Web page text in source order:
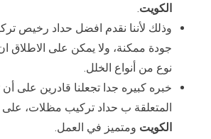
الكويت.
وذلك لأننا نقدم افضل حداد رخيص
جودة ممكنة، ولا يمكن على الاطلاق
نوع من أنواع الخلل.
خبره كبيره جدا تجعلنا قادرين على أن
المتعلقة ب حداد تركيب مظلات، على
الكويت ومتميز في العمل.